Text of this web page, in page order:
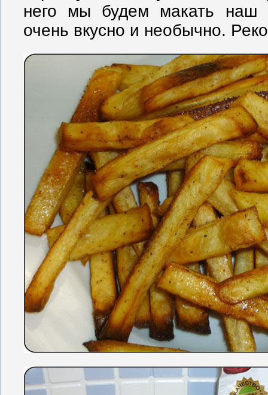
него мы будем макать наш
очень вкусно и необычно.